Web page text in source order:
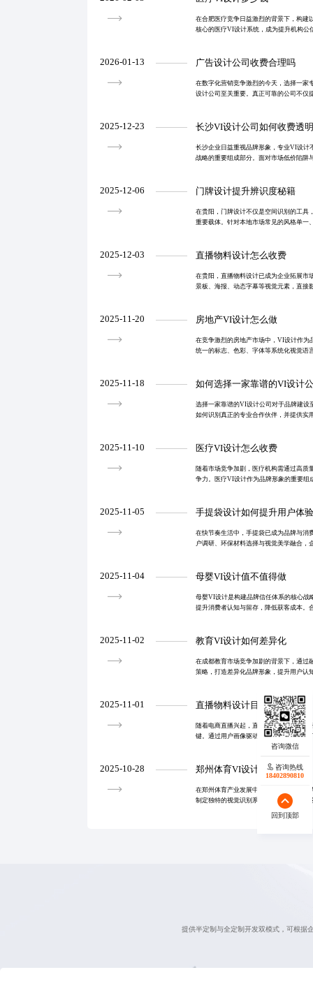
在合肥医疗竞争日益激烈的背景下，构建
核心的医疗VI设计系统，成为提升机构公
2026-01-13 广告设计公司收费合理吗
在数字化营销竞争激烈的今天，选择一家
设计公司至关重要。真正可靠的公司不仅
2025-12-23 长沙VI设计公司如何收费透明
长沙企业日益重视品牌形象，专业VI设计
战略的重要组成部分。面对市场低价陷阱
2025-12-06 门牌设计提升辨识度秘籍
在贵阳，门牌设计不仅是空间识别的工具
重要载体。针对本地市场常见的风格单一
2025-12-03 直播物料设计怎么收费
在贵阳，直播物料设计已成为企业拓展市
景板、海报、动态字幕等视觉元素，直接
2025-11-20 房地产VI设计怎么做
在竞争激烈的房地产市场中，VI设计作为
统一的标志、色彩、字体等系统化视觉语
2025-11-18 如何选择一家靠谱的VI设计
选择一家靠谱的VI设计公司对于品牌建设
如何识别真正的专业合作伙伴，并提供实
2025-11-10 医疗VI设计怎么收费
随着市场竞争加剧，医疗机构需通过高质
争力。医疗VI设计作为品牌形象的重要组
2025-11-05 手提袋设计如何提升用户体验
在快节奏生活中，手提袋已成为品牌与消
户调研、环保材料选择与视觉美学融合，
2025-11-04 母婴VI设计值不值得做
母婴VI设计是构建品牌信任体系的核心战
提升消费者认知与留存，降低获客成本。
2025-11-02 教育VI设计如何差异化
在成都教育市场竞争加剧的背景下，通过
策略，打造差异化品牌形象，提升用户认
2025-11-01 直播物料设计目的
随着电商直播兴起，直播物料设计成为提
键。通过用户画像驱动和A/B测试优化，
建立标准化素材库与跨部门协作机制，助
2025-10-28 郑州体育VI设计流程详解
在郑州体育产业发展中，通过深入的市场
制定独特的视觉识别系统是至关重要的。
色彩系统开发以及字体规范等多个方面，
提供半定制与全定制开发双模式，可根据
咨询热线
18402890810
回到顶部